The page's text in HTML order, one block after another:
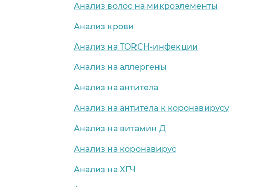
Анализ волос на микроэлементы
Анализ крови
Анализ на TORCH-инфекции
Анализ на аллергены
Анализ на антитела
Анализ на антитела к коронавирусу
Анализ на витамин Д
Анализ на коронавирус
Анализ на ХГЧ